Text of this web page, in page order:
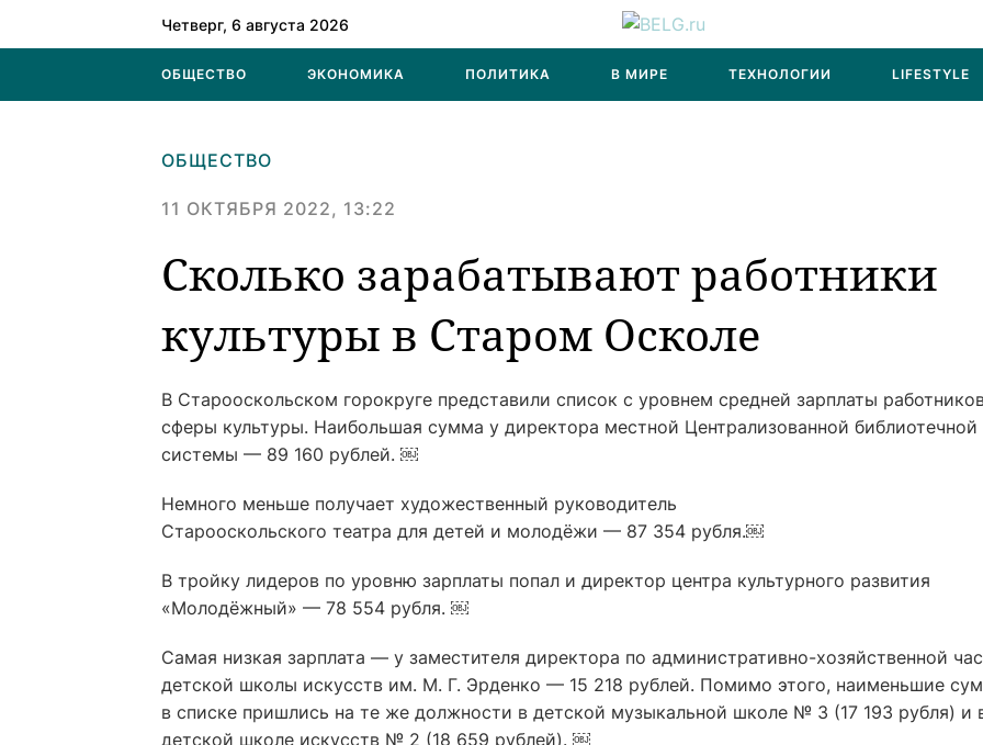
Четверг, 6 августа 2026
ОБЩЕСТВО ЭКОНОМИКА ПОЛИТИКА В МИРЕ ТЕХНОЛОГИИ LIFESTYLE
ОБЩЕСТВО
11 ОКТЯБРЯ 2022, 13:22
Сколько зарабатывают работники
культуры в Старом Осколе
В Старооскольском горокруге представили список с уровнем средней зарплаты
сферы культуры. Наибольшая сумма у директора местной Централизованной библиотечной
системы — 89 160 рублей. ￼
Немного меньше получает художественный руководитель
Старооскольского театра для детей и молодёжи — 87 354 рубля.￼
В тройку лидеров по уровню зарплаты попал и директор центра культурного развития
«Молодёжный» — 78 554 рубля. ￼
Самая низкая зарплата — у заместителя директора по административно-хозяйственной
детской школы искусств им. М. Г. Эрденко — 15 218 рублей. Помимо этого, наименьшие
в списке пришлись на те же должности в детской музыкальной школе № 3 (17 193 рубля) и
детской школе искусств № 2 (18 659 рублей). ￼